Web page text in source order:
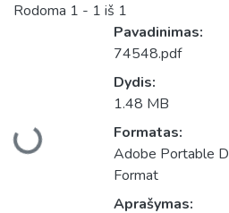
Rodoma 1 - 1 iš 1
Įkeliama...
Pavadinimas:
74548.pdf
Dydis:
1.48 MB
Formatas:
Adobe Portable
Format
Aprašymas: